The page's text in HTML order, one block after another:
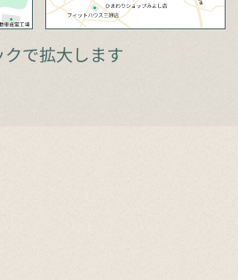
クで拡大します